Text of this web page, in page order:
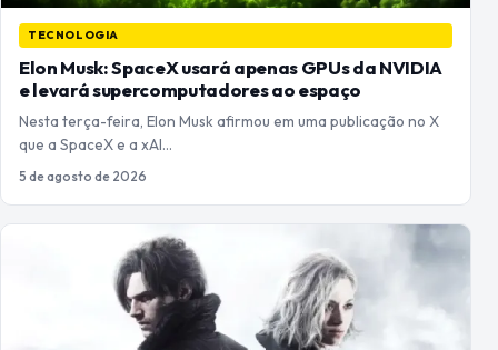
TECNOLOGIA
Elon Musk: SpaceX usará apenas GPUs da NVIDIA
e levará supercomputadores ao espaço
Nesta terça-feira, Elon Musk afirmou em uma publicação no X
que a SpaceX e a xAI…
5 de agosto de 2026